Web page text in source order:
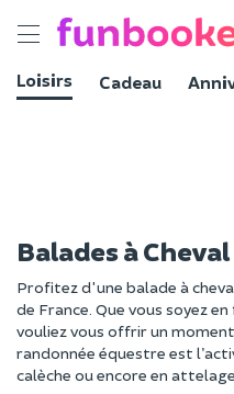
Toggle
Loisirs
Cadeau
Balades à Cheval
Profitez d'une balade à
de France. Que vous soyez
vouliez vous offrir un
randonnée équestre est
calèche ou encore en